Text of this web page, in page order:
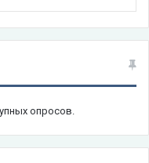
опросов.